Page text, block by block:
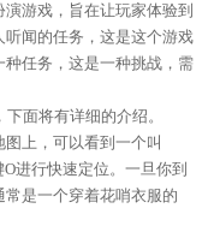
游戏，旨在让玩家体验到
闻的任务，这是这个游戏
任务，这是一种挑战，需
面将有详细的介绍。
上，可以看到一个叫
进行快速定位。一旦你到
是一个穿着花哨衣服的